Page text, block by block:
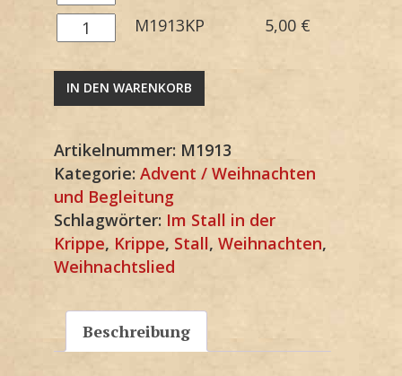
Menge
M1913KP
Menge
M1913KP 5,00 €
IN DEN WARENKORB
Artikelnummer: M1913
Kategorie: Advent / Weihnachten
und Begleitung
Schlagwörter: Im Stall in der
Krippe, Krippe, Stall, Weihnachten,
Weihnachtslied
Beschreibung